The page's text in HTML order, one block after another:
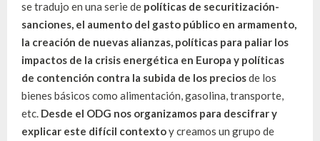
se tradujo en una serie de políticas de securitización-
sanciones, el aumento del gasto público en armamento,
la creación de nuevas alianzas, políticas para paliar los
impactos de la crisis energética en Europa y políticas
de contención contra la subida de los preciosde los
bienes básicos como alimentación, gasolina, transporte,
etc. Desde el ODG nos organizamos para descifrar y
explicar este difícil contextoy creamos un grupo de